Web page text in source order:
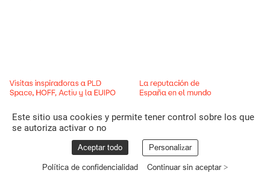
Este sitio usa cookies y permite tener control sobre los que
se autoriza activar o no
Aceptar todo Personalizar
Política de confidencialidad Continuar sin aceptar >
Visitas inspiradoras a PLD
Space, HOFF, Actiu y la EUIPO
La reputación de
España en el mundo